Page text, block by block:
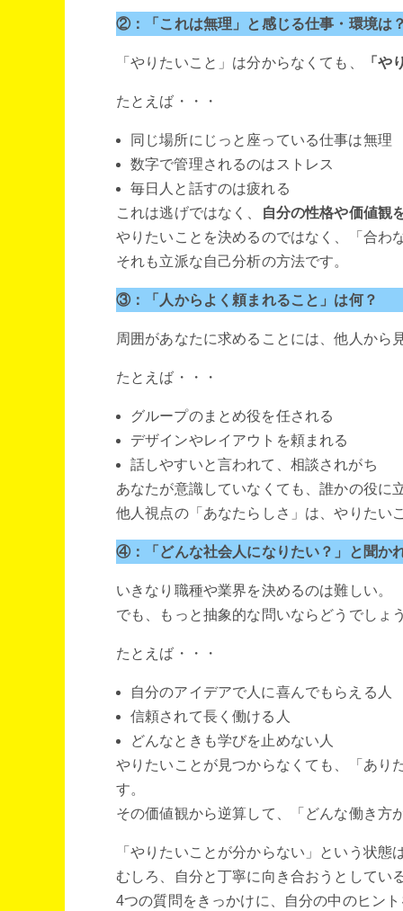
②：「これは無理」と感じる仕事・環境は
「やりたいこと」は分からなくても、 「や
たとえば・・・
同じ場所にじっと座っている仕事は無理
数字で管理されるのはストレス
毎日人と話すのは疲れる
これは逃げではなく、
自分の性格や価値観
やりたいことを決めるのではなく、「合わ
それも立派な自己分析の方法です。
③：「人からよく頼まれること」は何？
周囲があなたに求めることには、他人から
たとえば・・・
グループのまとめ役を任される
デザインやレイアウトを頼まれる
話しやすいと言われて、相談されがち
あなたが意識していなくても、誰かの役に
他人視点の「あなたらしさ」は、やりたい
④：「どんな社会人になりたい？」と聞か
いきなり職種や業界を決めるのは難しい。
でも、もっと抽象的な問いならどうでしょ
たとえば・・・
自分のアイデアで人に喜んでもらえる人
信頼されて長く働ける人
どんなときも学びを止めない人
やりたいことが見つからなくても、「あり
す。
その価値観から逆算して、「どんな働き方
「やりたいことが分からない」という状
むしろ、自分と丁寧に向き合おうとしてい
4つの質問をきっかけに、自分の中のヒン